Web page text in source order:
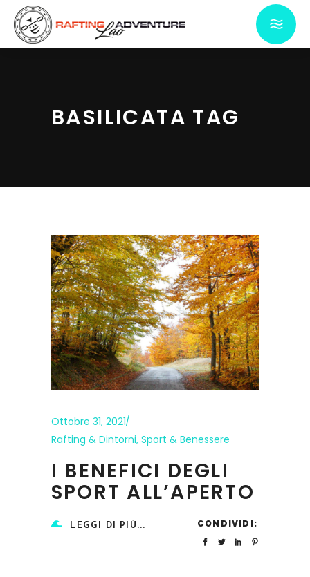
BASILICATA TAG
Ottobre 31, 2021
Rafting & Dintorni, Sport & Benessere
I BENEFICI DEGLI
SPORT ALL’APERTO
LEGGI DI PIÙ... CONDIVIDI: